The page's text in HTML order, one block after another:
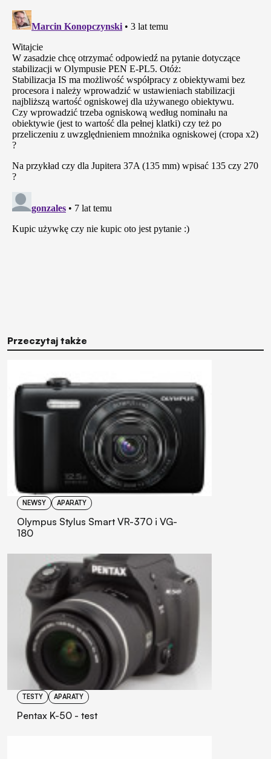
Przeczytaj także
NEWSY APARATY
Olympus Stylus Smart VR-370 i VG-
180
TESTY APARATY
Pentax K-50 - test